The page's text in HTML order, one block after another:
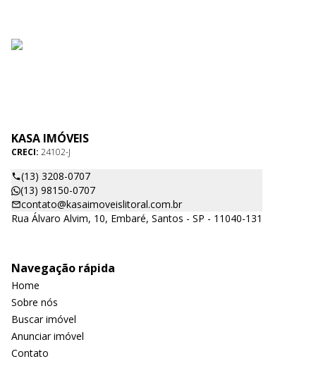
KASA IMÓVEIS
CRECI: 24102-J
(13) 3208-0707
(13) 98150-0707
contato@kasaimoveislitoral.com.br
Rua Álvaro Alvim, 10, Embaré, Santos - SP - 11040-131
Navegação rápida
Home
Sobre nós
Buscar imóvel
Anunciar imóvel
Contato